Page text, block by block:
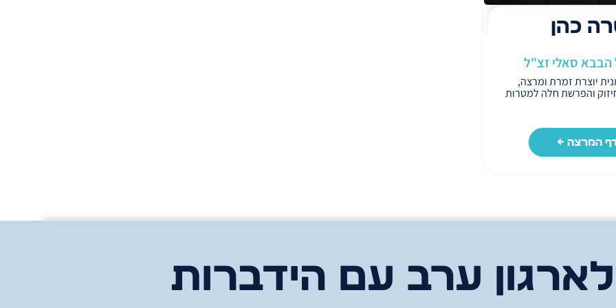
כהן
הבבא סאלי זצ"ל
יוצרת זמרת ומרצה,
והפרשת חלה למטרות
שירה וקצת טעימה
שלה. והיות וזכתה להיות
סאלי זצ"ל, משתפת גם
המרצה ←